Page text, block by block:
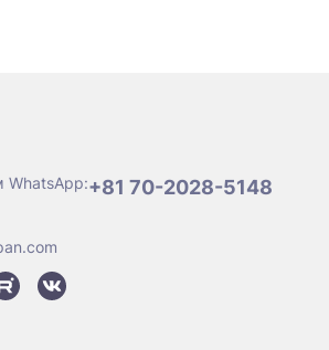
WhatsApp:+81 70-2028-5148